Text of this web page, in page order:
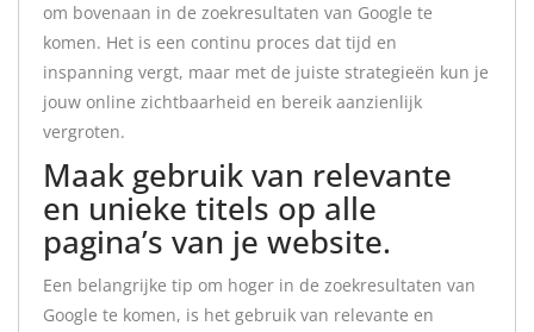
om bovenaan in de zoekresultaten van Google te
komen. Het is een continu proces dat tijd en
inspanning vergt, maar met de juiste strategieën kun je
jouw online zichtbaarheid en bereik aanzienlijk
vergroten.
Maak gebruik van relevante
en unieke titels op alle
pagina’s van je website.
Een belangrijke tip om hoger in de zoekresultaten van
Google te komen, is het gebruik van relevante en